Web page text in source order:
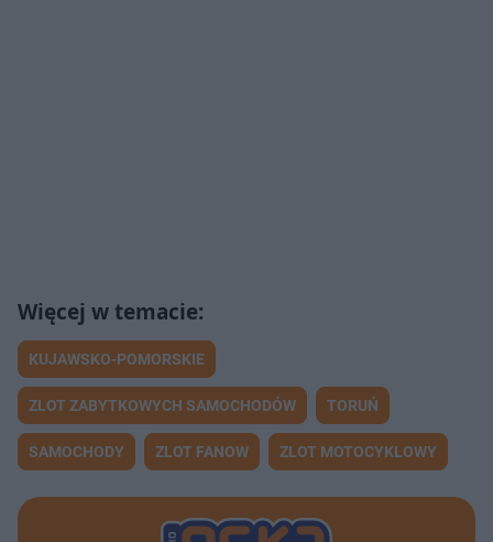
KUJAWSKO-POMORSKIE
ZLOT ZABYTKOWYCH SAMOCHODÓW TORUŃ
SAMOCHODY ZLOT FANOW ZLOT MOTOCYKLOWY